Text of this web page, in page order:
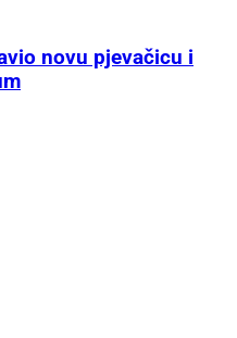
novu pjevačicu i